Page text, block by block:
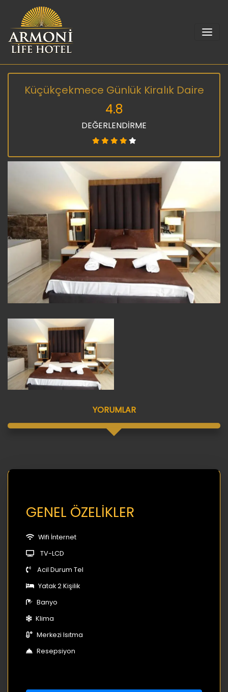
Küçükçekmece Günlük Kiralık Daire
4.8
DEĞERLENDİRME
YORUMLAR
GENEL ÖZELİKLER
Wifi İnternet
TV-LCD
Acil Durum Tel
Yatak 2 Kişilik
Banyo
Klima
Merkezi Isıtma
Resepsiyon